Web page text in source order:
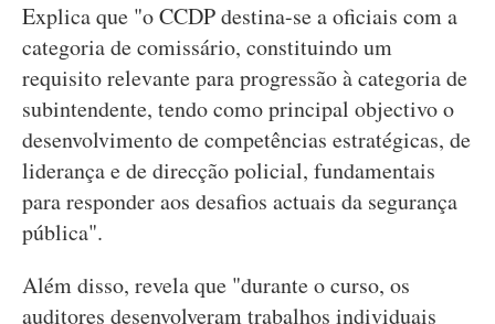
Explica que "o CCDP destina-se a oficiais com a
categoria de comissário, constituindo um
requisito relevante para progressão à categoria de
subintendente, tendo como principal objectivo o
desenvolvimento de competências estratégicas, de
liderança e de direcção policial, fundamentais
para responder aos desafios actuais da segurança
pública".
Além disso, revela que "durante o curso, os
auditores desenvolveram trabalhos individuais